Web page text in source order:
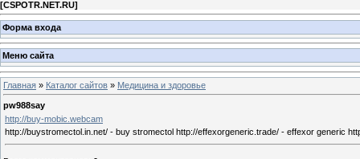
[CSPOTR.NET.RU]
Форма входа
Меню сайта
Главная » Каталог сайтов » Медицина и здоровье
pw988say
http://buy-mobic.webcam
http://buystromectol.in.net/ - buy stromectol http://effexorgeneric.trade/ - effexor generic